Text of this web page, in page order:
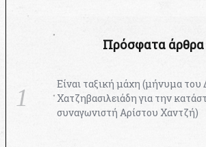
Πρόσφατα άρθρα
Είναι ταξική μάχη (μήνυμα
Χατζηβασιλειάδη για την
συναγωνιστή Αρίστου Χαντζή)